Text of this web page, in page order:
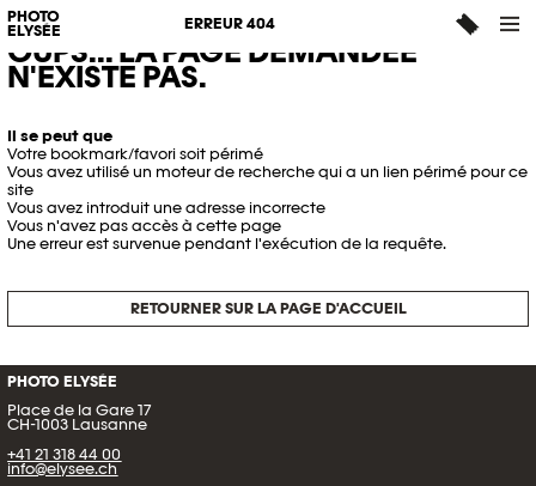
PHOTO
ELYSÉE
ERREUR 404
OUPS... LA PAGE DEMANDÉE
N'EXISTE PAS.
Il se peut que
Votre bookmark/favori soit périmé
Vous avez utilisé un moteur de recherche qui a un lien périmé pour ce
site
Vous avez introduit une adresse incorrecte
Vous n'avez pas accès à cette page
Une erreur est survenue pendant l'exécution de la requête.
RETOURNER SUR LA PAGE D'ACCUEIL
PHOTO ELYSÉE
Place de la Gare 17
CH-1003 Lausanne
+41 21 318 44 00
info@elysee.ch